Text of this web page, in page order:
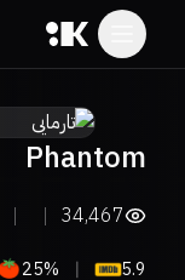
Phantom
34,467
5.9
25%